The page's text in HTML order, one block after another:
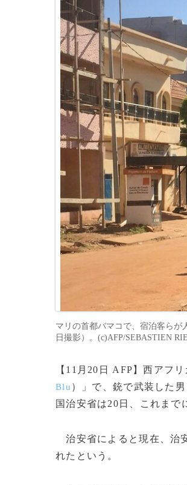
マリの首都バマコで、宿泊客らが
日撮影）。(c)AFP/SEBASTIEN
【11月20日 AFP】西アフ
Blu ）」で、銃で武装した
国治安省は20日、これまで
治安省によると現在、治
れたという。